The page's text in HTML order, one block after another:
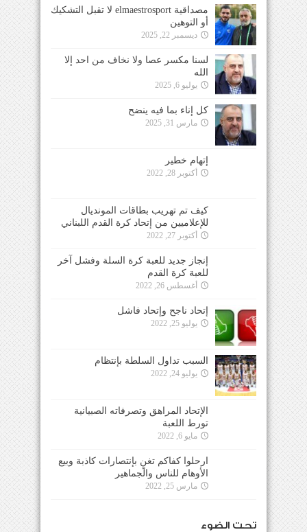
مصداقية elmaestrosport لا تقبل التشكيك
أو التوهين
ديسمبر 22, 2025
لسنا مكسر عصا ولا نخاف من احد إلا
الله
يوليو 6, 2025
كل إناء بما فيه ينضح
مارس 31, 2025
إتهام خطير
أكتوبر 28, 2022
كيف تم تهريب بطاقات المونديال
للإعلاميين من إتحاد كرة القدم اللبناني
أكتوبر 27, 2022
إنجاز جديد للعبة كرة السلة وفشل آخر
للعبة كرة القدم
أغسطس 26, 2022
إتحاد ناجح وإتحاد فاشل
يوليو 25, 2022
السبب تداول السلطة بإنتظام
يوليو 24, 2022
الإتحاد المراهق وتصرفاته الصبيانية
تورط اللعبة
مايو 6, 2022
ارحلوا كفاكم تغنٍ بإنتصارات كاذبة وبيع
الأوهام للناس والجماهير
مارس 25, 2022
تحت الضوء